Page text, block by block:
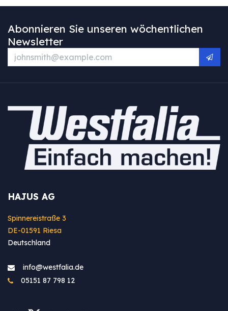
Abonnieren Sie unseren wöchentlichen
Newsletter
HAJUS AG
Spinnereistraße 3
DE-01591 Riesa
Deutschland
info@westfa​lia.de
05151 87 798 12